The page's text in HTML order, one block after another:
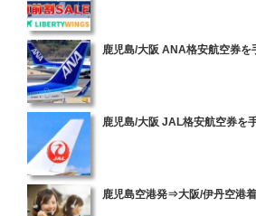
投
鹿児島/大阪 ANA格安航空券を
投
鹿児島/大阪 JAL格安航空券を
投
鹿児島空港発⇒大阪/伊丹空港